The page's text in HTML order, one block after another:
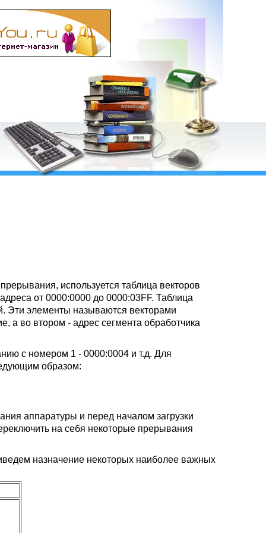
используется таблица векторов
от 0000:0000 до 0000:03FF. Таблица
Эти элементы называются векторами
а во втором - адрес сегмента обработчика
с номером 1 - 0000:0004 и т.д. Для
образом:
аппаратуры и перед началом загрузки
на себя некоторые прерывания
назначение некоторых наиболее важных